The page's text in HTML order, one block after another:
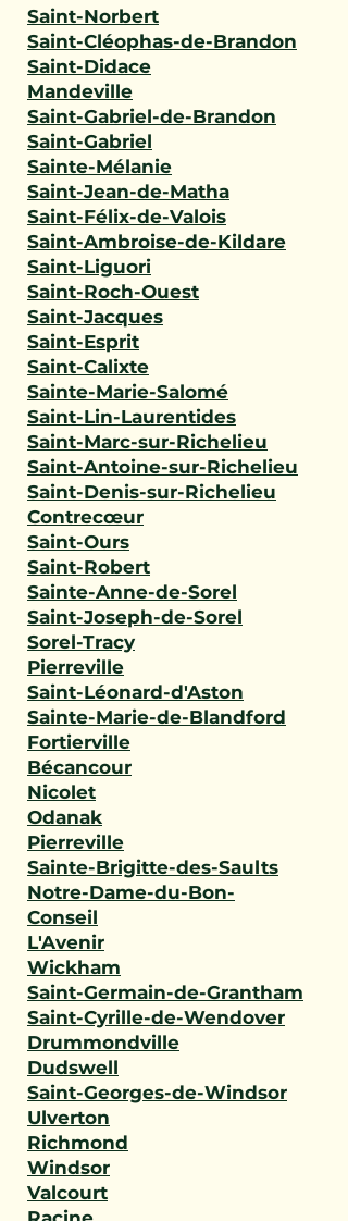
Saint-Norbert
Saint-Cléophas-de-Brandon
Saint-Didace
Mandeville
Saint-Gabriel-de-Brandon
Saint-Gabriel
Sainte-Mélanie
Saint-Jean-de-Matha
Saint-Félix-de-Valois
Saint-Ambroise-de-Kildare
Saint-Liguori
Saint-Roch-Ouest
Saint-Jacques
Saint-Esprit
Saint-Calixte
Sainte-Marie-Salomé
Saint-Lin-Laurentides
Saint-Marc-sur-Richelieu
Saint-Antoine-sur-Richelieu
Saint-Denis-sur-Richelieu
Contrecœur
Saint-Ours
Saint-Robert
Sainte-Anne-de-Sorel
Saint-Joseph-de-Sorel
Sorel-Tracy
Pierreville
Saint-Léonard-d'Aston
Sainte-Marie-de-Blandford
Fortierville
Bécancour
Nicolet
Odanak
Pierreville
Sainte-Brigitte-des-Saults
Notre-Dame-du-Bon-
Conseil
L'Avenir
Wickham
Saint-Germain-de-Grantham
Saint-Cyrille-de-Wendover
Drummondville
Dudswell
Saint-Georges-de-Windsor
Ulverton
Richmond
Windsor
Valcourt